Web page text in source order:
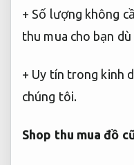
+ Số lượng không
thu mua cho bạn
+ Uy tín trong kinh
chúng tôi.
Shop thu mua đồ